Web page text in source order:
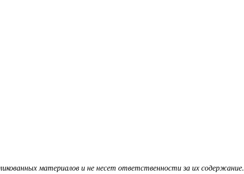
материалов и не несет ответственности за их содержание.